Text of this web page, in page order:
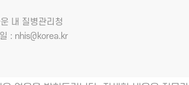
내 질병관리청
: nhis@korea.kr